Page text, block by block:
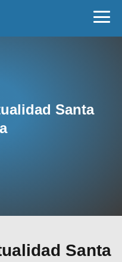
Santa
Santa